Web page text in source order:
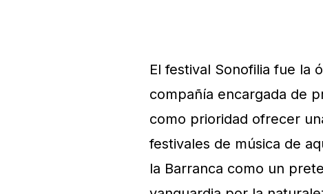
El festival Sonofilia fue la
compañía encargada de
como prioridad ofrecer
festivales de música de
la Barranca como un